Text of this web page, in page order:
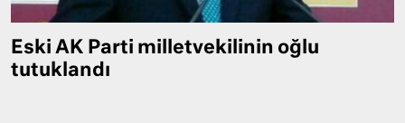
Eski AK Parti milletvekilinin oğlu
tutuklandı